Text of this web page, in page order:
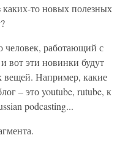
то новых полезных
человек, работающий с
вот эти новинки будут
вещей. Например, какие
– это youtube, rutube, к
podcasting...